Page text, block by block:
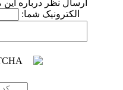
ارسال نظر درباره
الکترونیک شما: